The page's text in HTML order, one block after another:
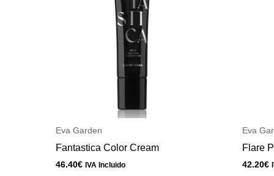
Eva Garden
Fantastica Color Cream
46.40€ IVA Incluido
Eva
Flare
42.20€